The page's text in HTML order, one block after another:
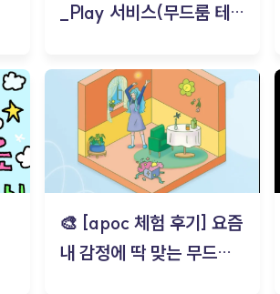
_Play 서비스(무드룸 테스
🎨 [apoc 체험 후기] 요즘
내 감정에 딱 맞는 무드룸